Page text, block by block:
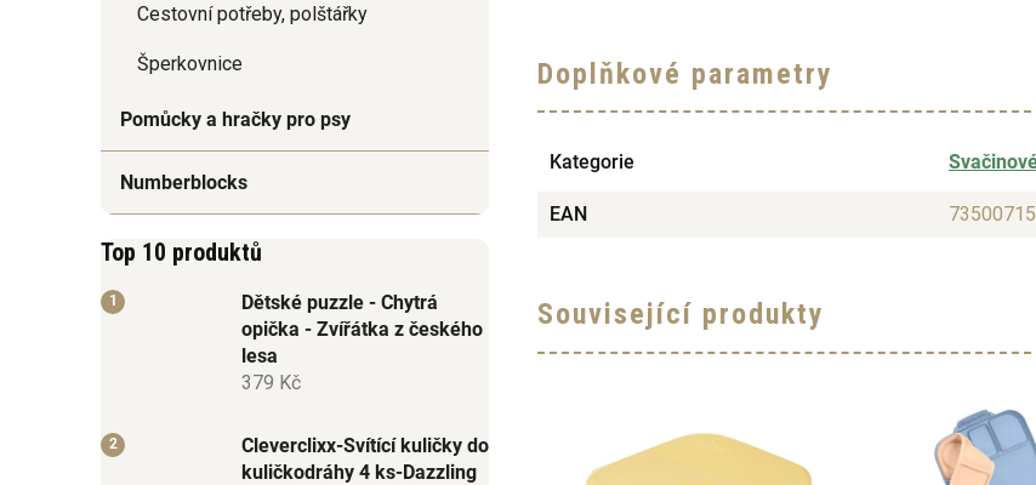
Cestovní potřeby, polštářky
Šperkovnice
Pomůcky a hračky pro psy
Numberblocks
Top 10 produktů
Dětské puzzle - Chytrá
opička - Zvířátka z českého
lesa
379 Kč
Cleverclixx-Svítící kuličky do
kuličkodráhy 4 ks-Dazzling
Doplňkové parametry
Kategorie
EAN
Související produkty